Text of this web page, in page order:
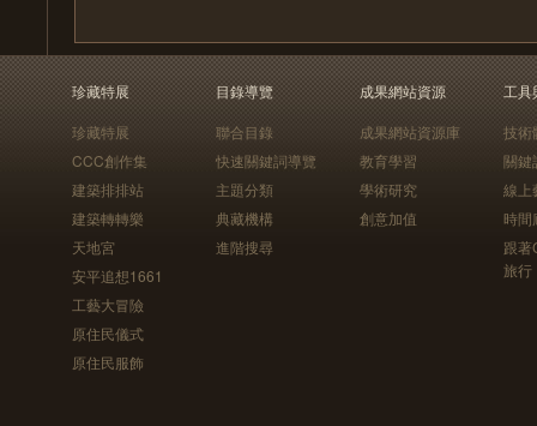
珍藏特展
珍藏特展
CCC創作集
建築排排站
建築轉轉樂
天地宮
安平追想1661
工藝大冒險
原住民儀式
原住民服飾
目錄導覽
聯合目錄
快速關鍵詞導覽
主題分類
典藏機構
進階搜尋
成果網站資源
成果網站資源庫
教育學習
學術研究
創意加值
工具
技術
關鍵
線上
時間
跟
旅行